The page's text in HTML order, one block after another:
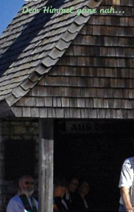
Dem Himmel ganz nah...